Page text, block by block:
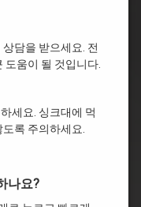
담을 받으세요. 전
도움이 될 것입니다.
세요. 싱크대에 먹
록 주의하세요.
나요?